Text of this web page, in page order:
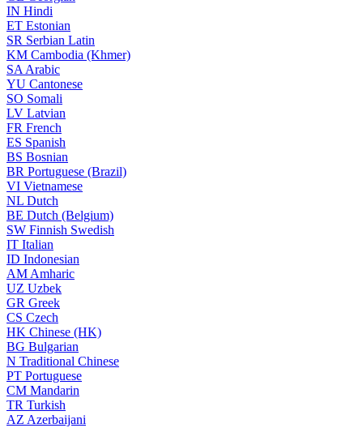
IN Hindi
ET Estonian
SR Serbian Latin
KM Cambodia (Khmer)
SA Arabic
YU Cantonese
SO Somali
LV Latvian
FR French
ES Spanish
BS Bosnian
BR Portuguese (Brazil)
VI Vietnamese
NL Dutch
BE Dutch (Belgium)
SW Finnish Swedish
IT Italian
ID Indonesian
AM Amharic
UZ Uzbek
GR Greek
CS Czech
HK Chinese (HK)
BG Bulgarian
N Traditional Chinese
PT Portuguese
CM Mandarin
TR Turkish
AZ Azerbaijani